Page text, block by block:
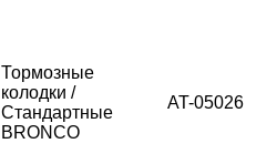
Тормозные
колодки /
Стандартные
BRONCO
AT-05026